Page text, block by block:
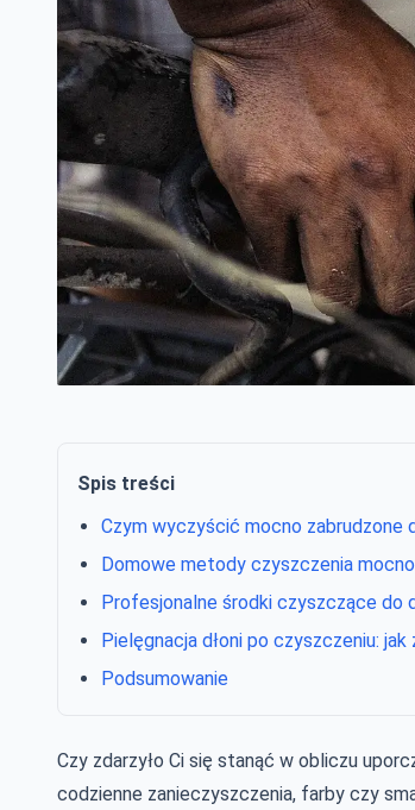
Spis treści
Czym wyczyścić mocno zabrudzone
Domowe metody czyszczenia
Profesjonalne środki czyszczące do
Pielęgnacja dłoni po czyszczeniu: jak
Podsumowanie
Czy zdarzyło Ci się stanąć w obliczu
codzienne zanieczyszczenia, farby czy